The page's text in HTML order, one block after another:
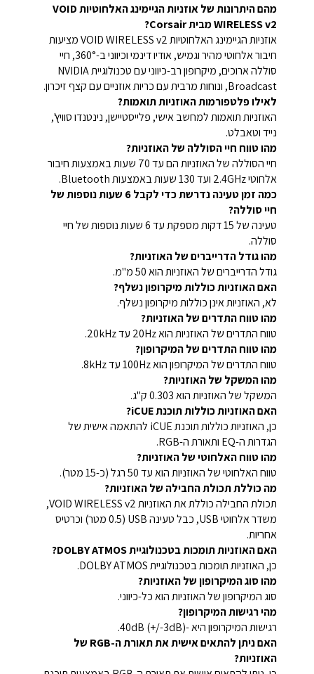
מהם היתרונות של אוזניות הגיימינג האלחוטיות VOID
WIRELESS v2 מבית Corsair?
אוזניות הגיימינג האלחוטיות VOID WIRELESS v2 מציעות
חיבור אלחוטי מהיר וגמיש, אודיו דינמי וכיווני ב-360°, חיי
סוללה ארוכים, מיקרופון רב-כיווני עם טכנולוגיית NVIDIA
Broadcast, ונוחות מרבית עם כריות אוזניים עם קצף זיכרון.
לאילו פלטפורמות האוזניות תואמות?
האוזניות תואמות למחשב אישי, פלייסטיישן, נינטנדו סוויץ',
נייד וטאבלט.
מהו טווח חיי הסוללה של האוזניות?
חיי הסוללה של האוזניות הם עד 70 שעות באמצעות חיבור
אלחוטי 2.4GHz ועד 130 שעות באמצעות Bluetooth.
כמה זמן טעינה נדרשת כדי לקבל 6 שעות נוספות של
חיי סוללה?
טעינה של 15 דקות מספקת עד 6 שעות נוספות של חיי
סוללה.
מהו גודל הדרייברים של האוזניות?
גודל הדרייברים של האוזניות הוא 50 מ"מ.
האם האוזניות כוללות מיקרופון נשלף?
לא, האוזניות אינן כוללות מיקרופון נשלף.
מהו טווח התדרים של האוזניות?
טווח התדרים של האוזניות הוא 20Hz עד 20kHz.
מהו טווח התדרים של המיקרופון?
טווח התדרים של המיקרופון הוא 100Hz עד 8kHz.
מהו המשקל של האוזניות?
המשקל של האוזניות הוא 0.303 ק"ג.
האם האוזניות כוללות תוכנת iCUE?
כן, האוזניות כוללות תוכנת iCUE להתאמה אישית של
הגדרות ה-EQ ותאורת ה-RGB.
מהו טווח האלחוטי של האוזניות?
טווח האלחוטי של האוזניות הוא עד 50 רגל (כ-15 מטר).
מה כוללת תכולת החבילה של האוזניות?
תכולת החבילה כוללת את האוזניות VOID WIRELESS v2,
משדר אלחוטי USB, כבל טעינה USB (0.5 מטר) וכרטיס
אחריות.
האם האוזניות תומכות בטכנולוגיית DOLBY ATMOS?
כן, האוזניות תומכות בטכנולוגיית DOLBY ATMOS.
מהו סוג המיקרופון של האוזניות?
סוג המיקרופון של האוזניות הוא כל-כיווני.
מהי רגישות המיקרופון?
רגישות המיקרופון היא -40dB (+/-3dB).
האם ניתן להתאים אישית את תאורת ה-RGB של
האוזניות?